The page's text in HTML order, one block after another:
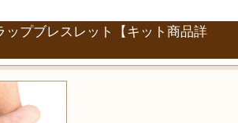
プブレスレット【キット商品詳